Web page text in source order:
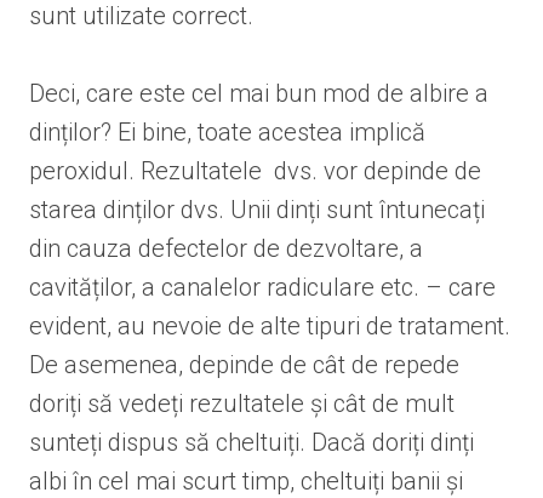
sunt utilizate correct.
Deci, care este cel mai bun mod de albire a
dinților? Ei bine, toate acestea implică
peroxidul. Rezultatele dvs. vor depinde de
starea dinților dvs. Unii dinți sunt întunecați
din cauza defectelor de dezvoltare, a
cavităților, a canalelor radiculare etc. – care
evident, au nevoie de alte tipuri de tratament.
De asemenea, depinde de cât de repede
doriți să vedeți rezultatele și cât de mult
sunteți dispus să cheltuiți. Dacă doriți dinți
albi în cel mai scurt timp, cheltuiți banii și